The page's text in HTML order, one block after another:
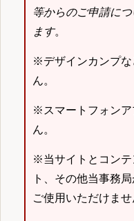
等からのご申請に
ます。
※デザインカンプな
ん。
※スマートフォンア
ん。
※当サイトとコンテ
ト、その他当事務
ご使用いただけませ